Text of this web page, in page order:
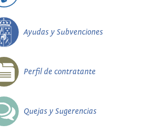
Ayudas y Subvenciones
Perfil de contratante
Quejas y Sugerencias